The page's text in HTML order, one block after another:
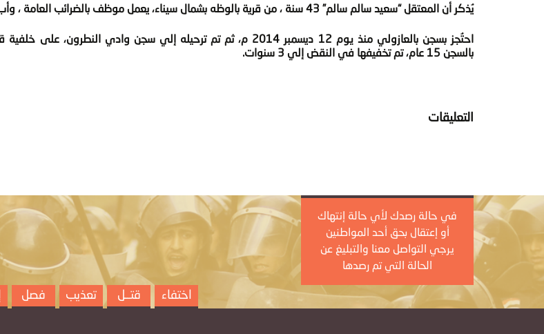
يُذكر أن المعتقل “سعيد سالم سالم” 43 سنة ، من قرية بالوظه بشمال سيناء، يعمل موظف بالضرائب العامة ،
احتُجز بسجن بالعازولي منذ يوم 12 ديسمبر 2014 م، ثم تم ترحيله إلي سجن وادي
بالسجن 15 عام، تم تخفيفها في النقض إلي 3 سنوات.
التعليقات
في حالة رصدك لأي حالة إنتهاك
أو إعتقال بحق أحد المواطنين
يرجي التواصل معنا والتبليغ عن
الحالة التي تم رصدها
اختفاء قتــل تعذيب فصل